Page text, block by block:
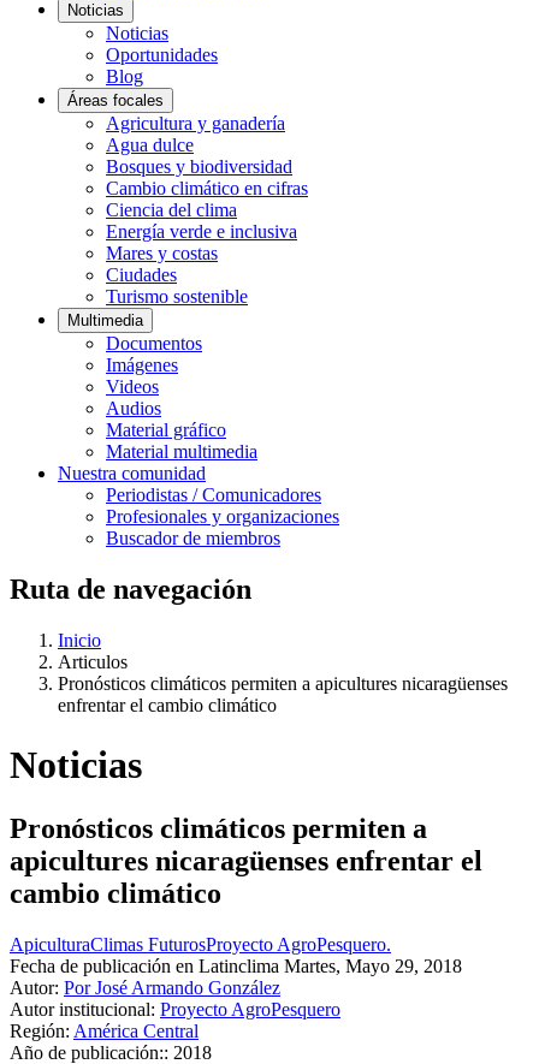
Noticias
Noticias
Oportunidades
Blog
Áreas focales
Agricultura y ganadería
Agua dulce
Bosques y biodiversidad
Cambio climático en cifras
Ciencia del clima
Energía verde e inclusiva
Mares y costas
Ciudades
Turismo sostenible
Multimedia
Documentos
Imágenes
Videos
Audios
Material gráfico
Material multimedia
Nuestra comunidad
Periodistas / Comunicadores
Profesionales y organizaciones
Buscador de miembros
Ruta de navegación
Inicio
Articulos
Pronósticos climáticos permiten a apicultures nicaragüenses
enfrentar el cambio climático
Noticias
Pronósticos climáticos permiten a
apicultures nicaragüenses enfrentar el
cambio climático
ApiculturaClimas FuturosProyecto AgroPesquero.
Fecha de publicación en Latinclima Martes, Mayo 29, 2018
Autor: Por José Armando González
Autor institucional: Proyecto AgroPesquero
Región: América Central
Año de publicación:: 2018